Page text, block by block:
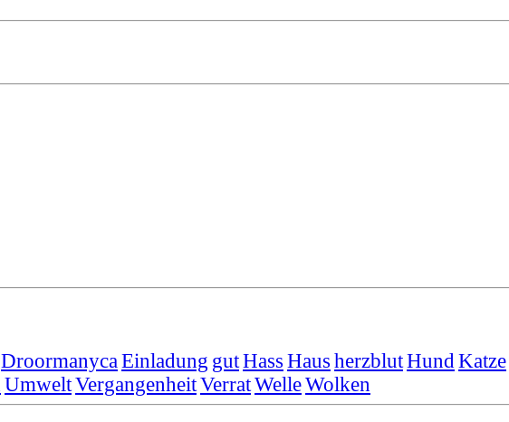
Droormanyca Einladung gutHass Haus herzblutHund Katze
UmweltVergangenheitVerratWelleWolken